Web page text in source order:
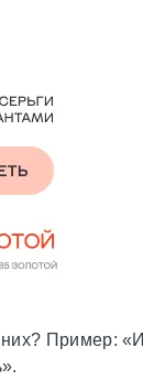
Пример: «И